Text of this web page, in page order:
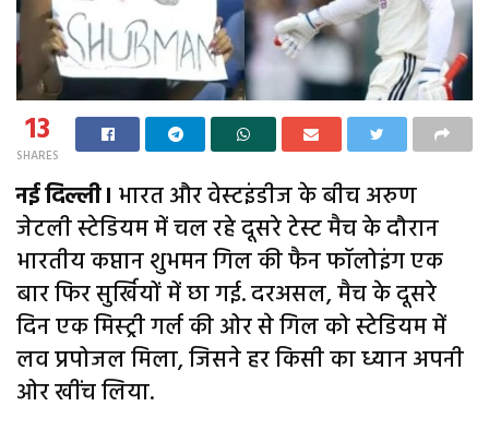
13
SHARES
नई दिल्ली। भारत और वेस्टइंडीज के बीच अरुण
जेटली स्टेडियम में चल रहे दूसरे टेस्ट मैच के दौरान
भारतीय कप्तान शुभमन गिल की फैन फॉलोइंग एक
बार फिर सुर्खियों में छा गई. दरअसल, मैच के दूसरे
दिन एक मिस्ट्री गर्ल की ओर से गिल को स्टेडियम में
लव प्रपोजल मिला, जिसने हर किसी का ध्यान अपनी
ओर खींच लिया.